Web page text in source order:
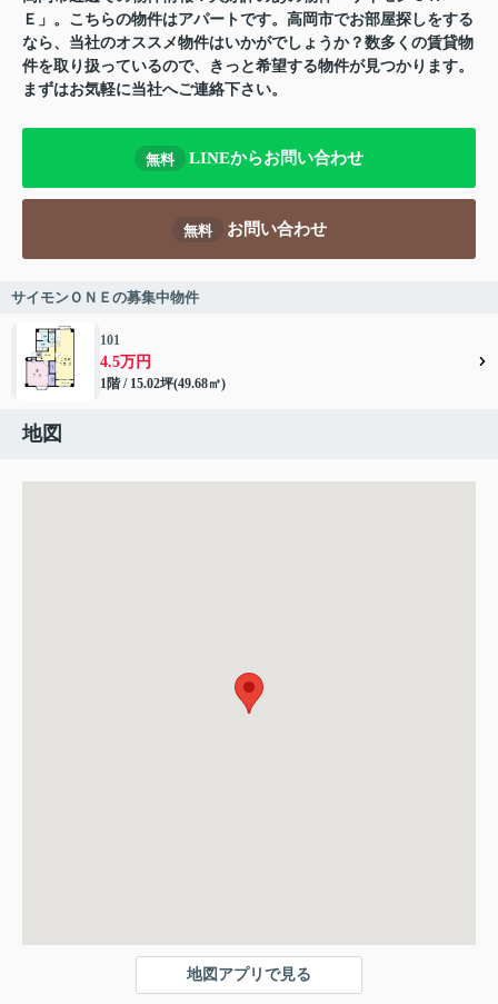
Ｅ」。こちらの物件はアパートです。高岡市でお部屋探しをする
なら、当社のオススメ物件はいかがでしょうか？数多くの賃貸物
件を取り扱っているので、きっと希望する物件が見つかります。
まずはお気軽に当社へご連絡下さい。
無料 LINEからお問い合わせ
無料 お問い合わせ
サイモンＯＮＥの募集中物件
101
4.5万円
1階 / 15.02坪(49.68㎡)
地図
地図アプリで見る